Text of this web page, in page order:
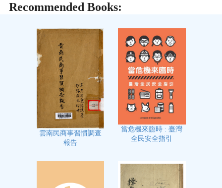
Recommended Books:
雲南民商事習慣調查
報告
當危機來臨時 : 臺灣
全民安全指引